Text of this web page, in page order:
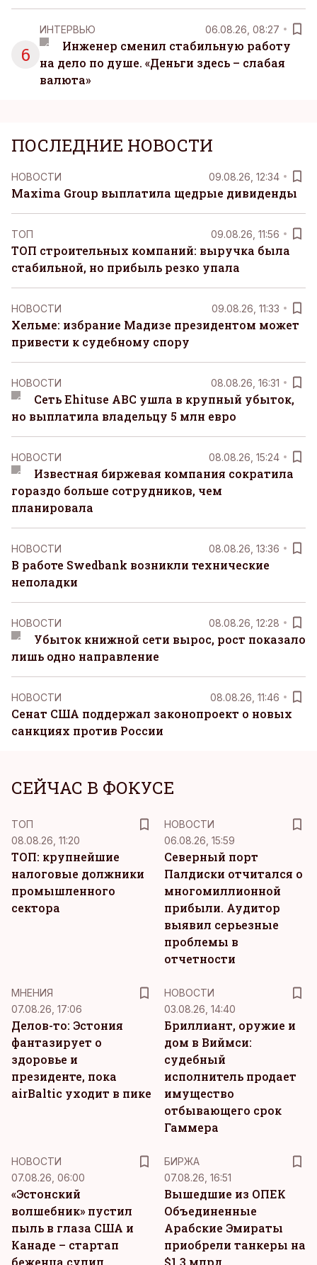
6
ИНТЕРВЬЮ 06.08.26, 08:27
Инженер сменил стабильную работу
на дело по душе. «Деньги здесь – слабая
валюта»
ПОСЛЕДНИЕ НОВОСТИ
НОВОСТИ 09.08.26, 12:34
Maxima Group выплатила щедрые дивиденды
ТОП 09.08.26, 11:56
ТОП строительных компаний: выручка была
стабильной, но прибыль резко упала
НОВОСТИ 09.08.26, 11:33
Хельме: избрание Мадизе президентом может
привести к судебному спору
НОВОСТИ 08.08.26, 16:31
Сеть Ehituse ABC ушла в крупный убыток,
но выплатила владельцу 5 млн евро
НОВОСТИ 08.08.26, 15:24
Известная биржевая компания сократила
гораздо больше сотрудников, чем
планировала
НОВОСТИ 08.08.26, 13:36
В работе Swedbank возникли технические
неполадки
НОВОСТИ 08.08.26, 12:28
Убыток книжной сети вырос, рост показало
лишь одно направление
НОВОСТИ 08.08.26, 11:46
Сенат США поддержал законопроект о новых
санкциях против России
СЕЙЧАС В ФОКУСЕ
ТОП
08.08.26, 11:20
ТОП: крупнейшие
налоговые должники
промышленного
сектора
НОВОСТИ
06.08.26, 15:59
Северный порт
Палдиски отчитался о
многомиллионной
прибыли. Аудитор
выявил серьезные
проблемы в
отчетности
MНЕНИЯ
07.08.26, 17:06
Делов-то: Эстония
фантазирует о
здоровье и
президенте, пока
airBaltic уходит в пике
НОВОСТИ
03.08.26, 14:40
Бриллиант, оружие и
дом в Виймси:
судебный
исполнитель продает
имущество
отбывающего срок
Гаммера
НОВОСТИ
07.08.26, 06:00
«Эстонский
волшебник» пустил
пыль в глаза США и
Канаде – стартап
беженца сулил
БИРЖА
07.08.26, 16:51
Вышедшие из ОПЕК
Объединенные
Арабские Эмираты
приобрели танкеры на
$1,3 млрд